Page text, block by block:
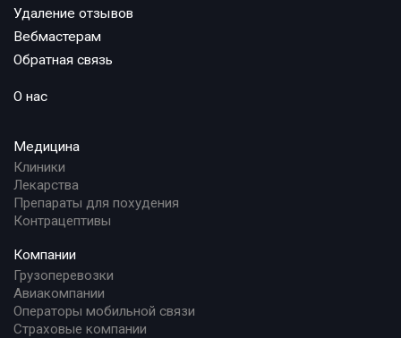
Удаление отзывов
Вебмастерам
Обратная связь
О нас
Медицина
Клиники
Лекарства
Препараты для похудения
Контрацептивы
Компании
Грузоперевозки
Авиакомпании
Операторы мобильной связи
Страховые компании